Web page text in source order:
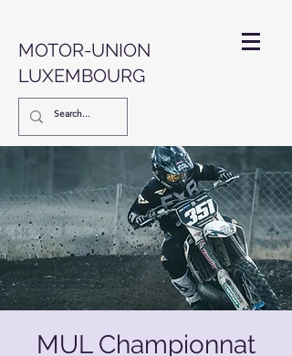
MOTOR-UNION
LUXEMBOURG
MUL Championnat